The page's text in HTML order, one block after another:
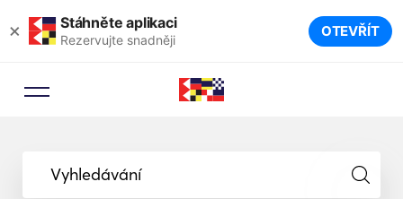
× Stáhněte aplikaci
Rezervujte snadněji OTEVŘÍT
Vyhledávání